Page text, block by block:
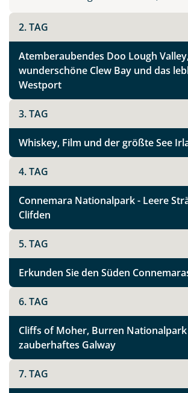
Instagram
WhatsApp
Telegram
per E-Mail senden
Link kopieren
2. TAG
Atemberaubendes Doo Lough
wunderschöne Clew Bay und das
Westport
3. TAG
Whiskey, Film und der größte See
4. TAG
Connemara Nationalpark - Leere
Clifden
5. TAG
Erkunden Sie den Süden
6. TAG
Cliffs of Moher, Burren
zauberhaftes Galway
7. TAG